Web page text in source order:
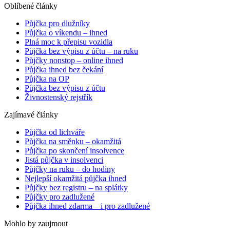
Oblíbené články
Půjčka pro dlužníky
Půjčka o víkendu – ihned
Plná moc k přepisu vozidla
Půjčka bez výpisu z účtu – na ruku
Půjčky nonstop – online ihned
Půjčka ihned bez čekání
Půjčka na OP
Půjčka bez výpisu z účtu
Živnostenský rejstřík
Zajímavé články
Půjčka od lichváře
Půjčka na směnku – okamžitá
Půjčka po skončení insolvence
Jistá půjčka v insolvenci
Půjčky na ruku – do hodiny
Nejlepší okamžitá půjčka ihned
Půjčky bez registru – na splátky
Půjčky pro zadlužené
Půjčka ihned zdarma – i pro zadlužené
Mohlo by zaujmout